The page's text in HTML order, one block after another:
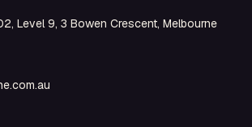
Level 9, 3 Bowen Crescent, Melbourne